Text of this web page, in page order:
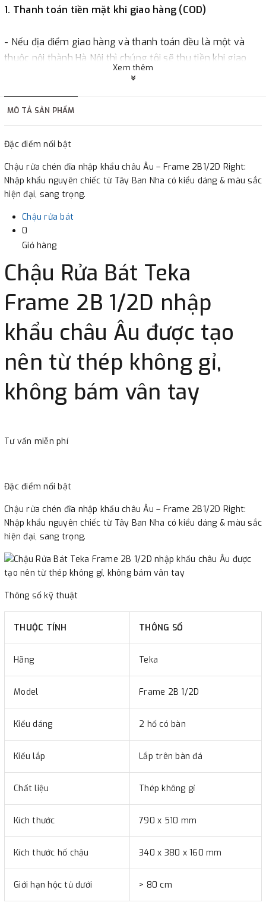
1. Thanh toán tiền mặt khi giao hàng (COD)
- Nếu địa điểm giao hàng và thanh toán đều là một và
thuộc nội thành Hà Nội thì chúng tôi sẽ thu tiền khi giao
hàng hoặc khách hàng đặt tiền trước một phần giá trị đơn
2. Thanh toán trực tiếp tại :
phường Cát Linh, quận Đống Đa, Hà Nội.
3. Chuyển khoản qua ngân hàng
- Nếu địa điểm giao hàng khác với địa điểm thanh toán
hoặc với những đơn đặt hàng ngoài nội thành Hà Nội.
Chúng tôi sẽ thu tiền trước 100% giá trị hàng + phí vận
chuyển theo cước phí tính trong chính sách vận chuyển
bằng phương thức chuyển khoản trước khi giao hàng.
- Sau khi có thông tin xác thực đã chuyển tiền của quý
khách, chúng tôi sẽ thực hiện đơn hàng theo yêu cầu.
Xem thêm
MÔ TẢ SẢN PHẨM
Đặc điểm nổi bật
Chậu rửa chén đĩa nhập khẩu châu Âu – Frame 2B1/2D Right:
Nhập khẩu nguyên chiếc từ Tây Ban Nha có kiểu dáng & màu sắc
hiện đại, sang trọng.
Chậu rửa bát
0
Giỏ hàng
Chậu Rửa Bát Teka
Frame 2B 1/2D nhập
khẩu châu Âu được tạo
nên từ thép không gỉ,
không bám vân tay
Tư vấn miễn phí
Đặc điểm nổi bật
Chậu rửa chén đĩa nhập khẩu châu Âu – Frame 2B1/2D Right:
Nhập khẩu nguyên chiếc từ Tây Ban Nha có kiểu dáng & màu sắc
hiện đại, sang trọng.
Thông số kỹ thuật
THUỘC TÍNH THÔNG SỐ
Hãng Teka
Model Frame 2B 1/2D
Kiểu dáng 2 hố có bàn
Kiểu lắp Lắp trên bàn đá
Chất liệu Thép không gỉ
Kích thước 790 x 510 mm
Kích thước hố chậu 340 x 380 x 160 mm
Giới hạn hộc tủ dưới > 80 cm